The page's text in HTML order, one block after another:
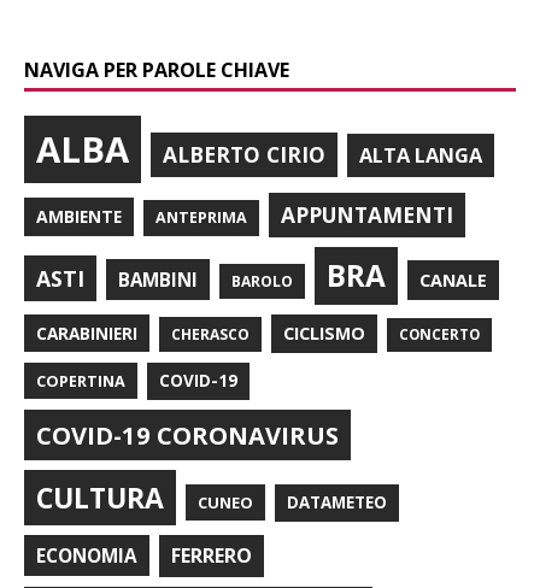
NAVIGA PER PAROLE CHIAVE
ALBA ALBERTO CIRIO ALTA LANGA
AMBIENTE ANTEPRIMA APPUNTAMENTI
ASTI BAMBINI BAROLO BRA CANALE
CARABINIERI CHERASCO CICLISMO CONCERTO
COPERTINA COVID-19
COVID-19 CORONAVIRUS
CULTURA CUNEO DATAMETEO
ECONOMIA FERRERO